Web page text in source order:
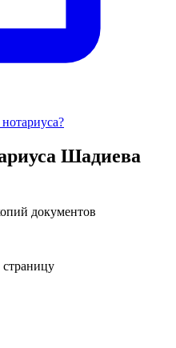
Шадиева
документов
страницу